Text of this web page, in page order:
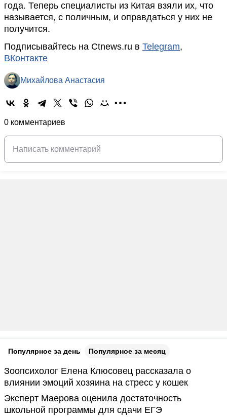
года. Теперь специалисты из Китая взяли их, что
называется, с поличным, и оправдаться у них не
получится.
Подписывайтесь на Ctnews.ru в Telegram,
ВКонтакте
Михайлова Анастасия
0 комментариев
Популярное за день Популярное за месяц
Зоопсихолог Елена Клюсовец рассказала о
влиянии эмоций хозяина на стресс у кошек
Эксперт Маерова оценила достаточность
школьной программы для сдачи ЕГЭ